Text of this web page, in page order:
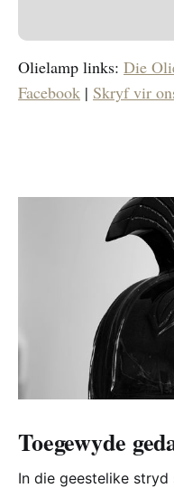
Olielamp links: Die
Facebook | Skryf vir
Toegewyde
In die geestelike stryd